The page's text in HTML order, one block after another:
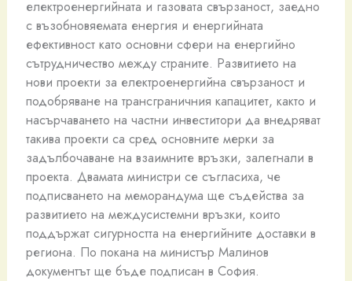
електроенергийната и газовата свързаност, заедно
с възобновяемата енергия и енергийната
ефективност като основни сфери на енергийно
сътрудничество между страните. Развитието на
нови проекти за електроенергийна свързаност и
подобряване на трансграничния капацитет, както и
насърчаването на частни инвеститори да внедряват
такива проекти са сред основните мерки за
задълбочаване на взаимните връзки, залегнали в
проекта. Двамата министри се съгласиха, че
подписването на меморандума ще съдейства за
развитието на междусистемни връзки, които
поддържат сигурността на енергийните доставки в
региона. По покана на министър Малинов
документът ще бъде подписан в София.